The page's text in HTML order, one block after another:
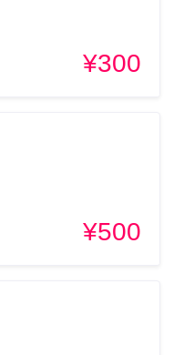
¥300
¥500